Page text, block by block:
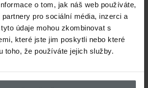
o tom, jak náš web používáte,
pro sociální média, inzerci a
údaje mohou zkombinovat s
které jste jim poskytli nebo které
toho, že používáte jejich služby.
CZK
Rutland